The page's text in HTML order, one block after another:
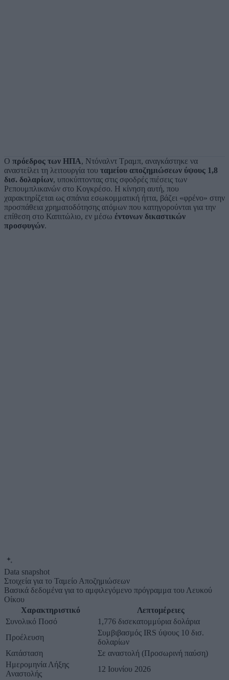
Ο πρόεδρος των ΗΠΑ, Ντόναλντ Τραμπ, αναγκάστηκε να
αναστείλει τη λειτουργία του ταμείου αποζημιώσεων ύψους 1,8
δισ. δολαρίων, υποκύπτοντας στις σφοδρές πιέσεις των
Ρεπουμπλικανών στο Κογκρέσο. Η κίνηση αυτή, που
χαρακτηρίζεται ως σπάνια εσωκομματική ήττα, βάζει «φρένο» στην
προσπάθεια χρηματοδότησης ατόμων που κατηγορούνται για την
επίθεση στο Καπιτώλιο, εν μέσω έντονων δικαστικών
προσφυγών.
Data snapshot
Στοιχεία για το Ταμείο Αποζημιώσεων
Βασικά δεδομένα για το αμφιλεγόμενο πρόγραμμα του Λευκού
Οίκου
Χαρακτηριστικό
Λεπτομέρειες
Συνολικό Ποσό
1,776 δισεκατομμύρια δολάρια
Προέλευση
Συμβιβασμός IRS ύψους 10 δισ.
δολαρίων
Κατάσταση
Σε αναστολή (Προσωρινή παύση)
Ημερομηνία Λήξης
Αναστολής
12 Ιουνίου 2026